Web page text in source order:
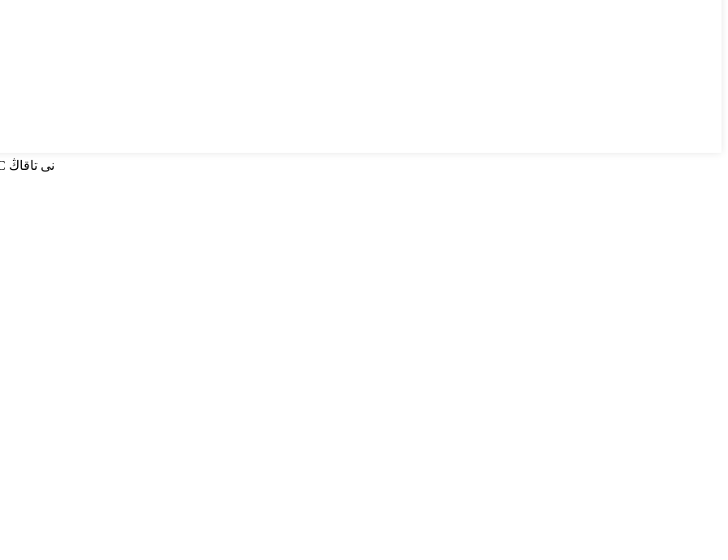
ئىزدەش ئۈچۈن كىرگۈزۈڭ ياكى ESC نى تاقاڭ